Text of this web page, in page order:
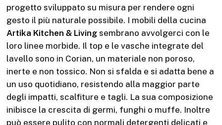
progetto sviluppato su misura per rendere ogni
gesto il più naturale possibile. I mobili della cucina
Artika Kitchen & Living sembrano avvolgerci con le
loro linee morbide. Il top e le vasche integrate del
lavello sono in Corian, un materiale non poroso,
inerte e non tossico. Non si sfalda e si adatta bene a
un uso quotidiano, resistendo alla maggior parte
degli impatti, scalfiture e tagli. La sua composizione
inibisce la crescita di germi, funghi o muffe. Inoltre
può essere pulito con normali detergenti delicati e